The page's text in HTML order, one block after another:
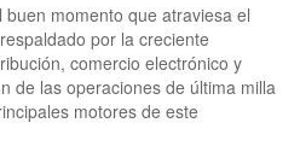
momento que atraviesa el
por la creciente
comercio electrónico y
de las operaciones de última milla
motores de este